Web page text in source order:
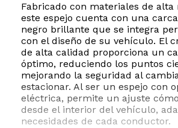
Fabricado con materiales de alta
este espejo cuenta con una
negro brillante que se integra
con el diseño de su vehículo. El
de alta calidad proporciona un
óptimo, reduciendo los puntos
mejorando la seguridad al
estacionar. Al ser un espejo con
eléctrica, permite un ajuste
desde el interior del vehículo,
necesidades de cada conductor.